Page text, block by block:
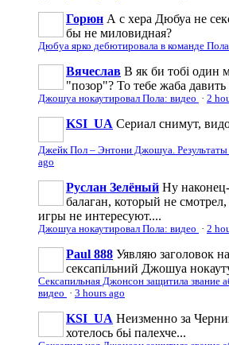
Горюн А с хера Дюбуа не
бы не миловидная?
Дюбуа ярко дебютировала в команде
Вячеслав В як би тобі один
"позор"? То тебе жаба давить
Джошуа нокаутировал Пола: видео · 2
KSI_UA Сериал снимут,
Джейк Пол – Энтони Джошуа.
ago
Руслан Зелёный Ну наконец-
балаган, который не
игры не интересуют....
Джошуа нокаутировал Пола: видео · 2
Paul 888 Уявляю заголовок
сексапільний Джошуа
Сексапильная Джонсон защитила звание
видео · 3 hours ago
KSI_UA Неизменно за
хотелось бьі палехче...